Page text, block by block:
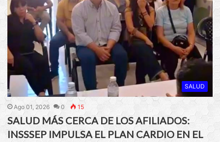
SALUD
Ago 01, 2026 0 15
SALUD MÁS CERCA DE LOS AFILIADOS:
INSSSEP IMPULSA EL PLAN CARDIO EN EL